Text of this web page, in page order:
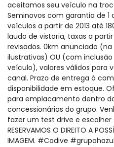
aceitamos seu veículo na
Seminovos com garantia de
veículos a partir de 2013 até
laudo de vistoria, taxas a
revisados. 0km anunciado
ilustrativas) OU (com
veículo), valores válidos para
canal. Prazo de entrega à
disponibilidade em estoque.
para emplacamento dentro
concessionárias do grupo.
fazer um test drive e escolher
RESERVAMOS O DIREITO A
IMAGEM. #Codive